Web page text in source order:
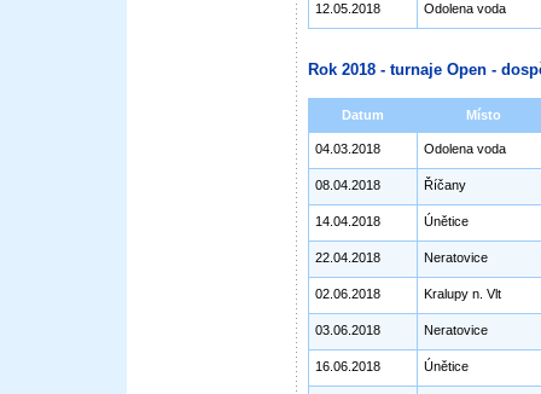
12.05.2018 Odolena voda
Rok 2018 - turnaje Open -
Datum Místo
04.03.2018 Odolena voda
08.04.2018 Říčany
14.04.2018 Únětice
22.04.2018 Neratovice
02.06.2018 Kralupy n. Vlt
03.06.2018 Neratovice
16.06.2018 Únětice